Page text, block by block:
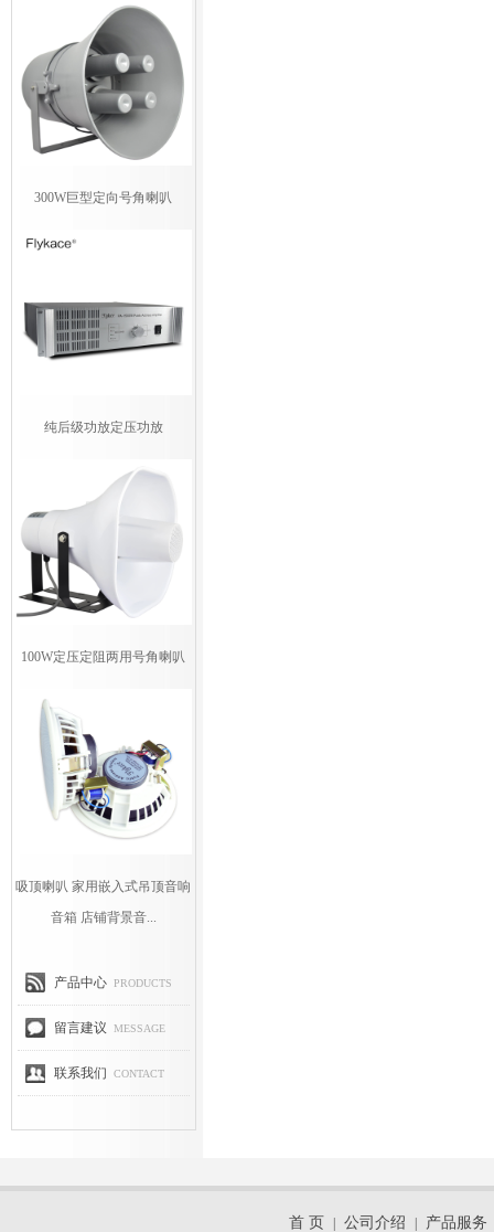
300W巨型定向号角喇叭
纯后级功放定压功放
100W定压定阻两用号角喇叭
吸顶喇叭 家用嵌入式吊顶音响
音箱 店铺背景音...
产品中心 PRODUCTS
留言建议 MESSAGE
联系我们 CONTACT
首 页 公司介绍 产品服务